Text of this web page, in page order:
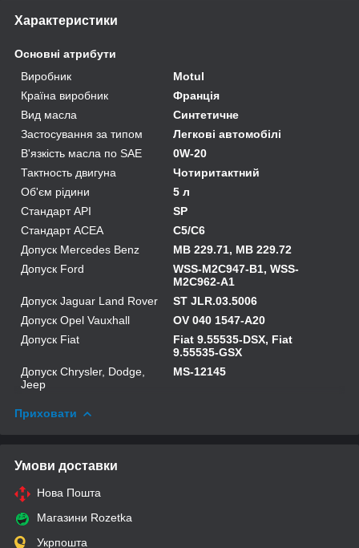
Характеристики
Основні атрибути
Виробник
Motul
Країна виробник
Франція
Вид масла
Синтетичне
Застосування за типом
Легкові автомобілі
В'язкість масла по SAE
0W-20
Тактность двигуна
Чотиритактний
Об'єм рідини
5 л
Стандарт API
SP
Стандарт ACEA
C5/C6
Допуск Mercedes Benz
MB 229.71, MB 229.72
Допуск Ford
WSS-M2C947-B1, WSS-
M2C962-A1
Допуск Jaguar Land Rover
ST JLR.03.5006
Допуск Opel Vauxhall
OV 040 1547-A20
Допуск Fiat
Fiat 9.55535-DSX, Fiat
9.55535-GSX
Допуск Chrysler, Dodge,
Jeep
MS-12145
Приховати
Умови доставки
Нова Пошта
Магазини Rozetka
Укрпошта